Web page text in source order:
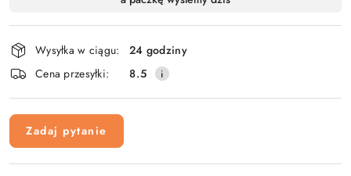
dostawa
Wysyłka w ciągu:
24 godziny
Cena przesyłki:
8.5
Zadaj pytanie